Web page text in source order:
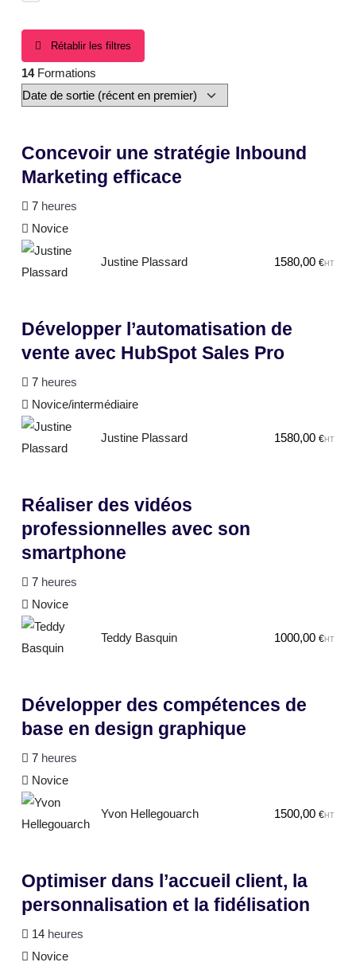
Rétablir les filtres
14Formations
Concevoir une stratégie Inbound
Marketing efficace
7 heures
Novice
Justine Plassard 1580,00 €HT
Développer l’automatisation de
vente avec HubSpot Sales Pro
7 heures
Novice/intermédiaire
Justine Plassard 1580,00 €HT
Réaliser des vidéos
professionnelles avec son
smartphone
7 heures
Novice
Teddy Basquin 1000,00 €HT
Développer des compétences de
base en design graphique
7 heures
Novice
Yvon Hellegouarch 1500,00 €HT
Optimiser dans l’accueil client, la
personnalisation et la fidélisation
14 heures
Novice